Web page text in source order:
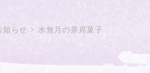
知らせ 水無月の茶席菓子